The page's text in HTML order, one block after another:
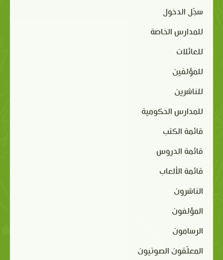
سجّل الدخول
للمدارس الخاصة
للعائلات
للمؤلفين
للناشرين
للمدارس الحكومية
قائمة الكتب
قائمة الدروس
قائمة الألعاب
الناشرون
المؤلفون
الرسامون
المعلّقون الصوتيون